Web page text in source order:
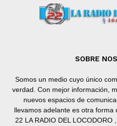
SOBRE
Somos un medio cuyo único
verdad. Con mejor información,
nuevos espacios de
llevamos adelante es otra
22 LA RADIO DEL